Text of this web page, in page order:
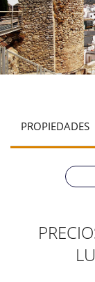
PROPIEDADES